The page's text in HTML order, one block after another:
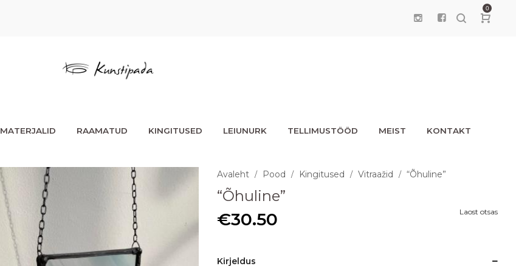
0
MATERJALID RAAMATUD KINGITUSED LEIUNURK TELLIMUSTÖÖD MEIST KONTAKT
Avaleht / Pood / Kingitused / Vitraažid / “Õhuline”
“Õhuline”
Laost otsas
€30.50
Kirjeldus